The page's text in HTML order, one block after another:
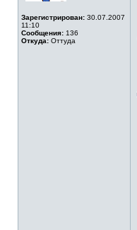
Зарегистрирован: 30.07.2007
11:10
Сообщения: 136
Откуда: Оттуда